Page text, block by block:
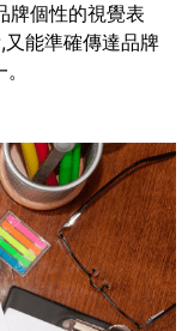
牌個性的視覺表
能準確傳達品牌